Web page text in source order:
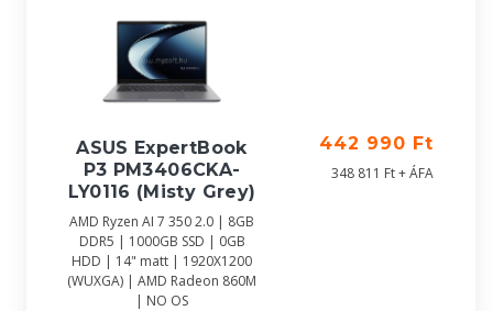
ASUS ExpertBook
P3 PM3406CKA-
LY0116 (Misty Grey)
AMD Ryzen AI 7 350 2.0 | 8GB
DDR5 | 1000GB SSD | 0GB
HDD | 14" matt | 1920X1200
(WUXGA) | AMD Radeon 860M
| NO OS
442 990 Ft
348 811 Ft + ÁFA